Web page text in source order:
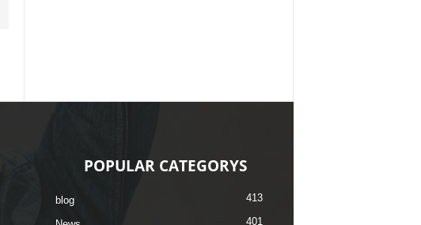
POPULAR CATEGORYS
blog 413
401